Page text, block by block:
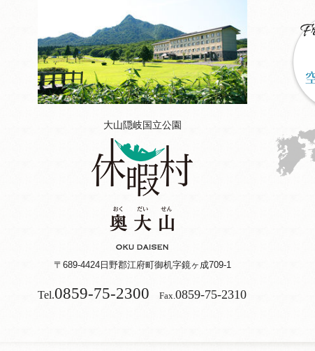
大山隠岐国立公園
〒689-4424日野郡江府町御机字鏡ヶ成709-1
Tel.0859-75-2300 Fax. 0859-75-2310